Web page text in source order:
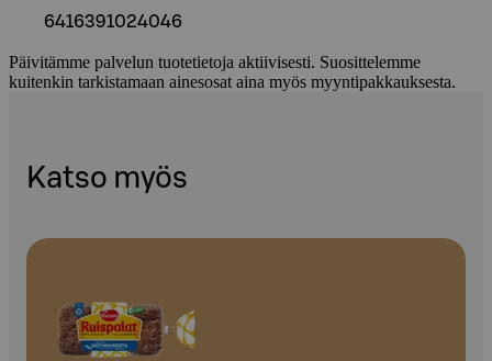
6416391024046
Päivitämme palvelun tuotetietoja aktiivisesti. Suosittelemme
kuitenkin tarkistamaan ainesosat aina myös myyntipakkauksesta.
Katso myös